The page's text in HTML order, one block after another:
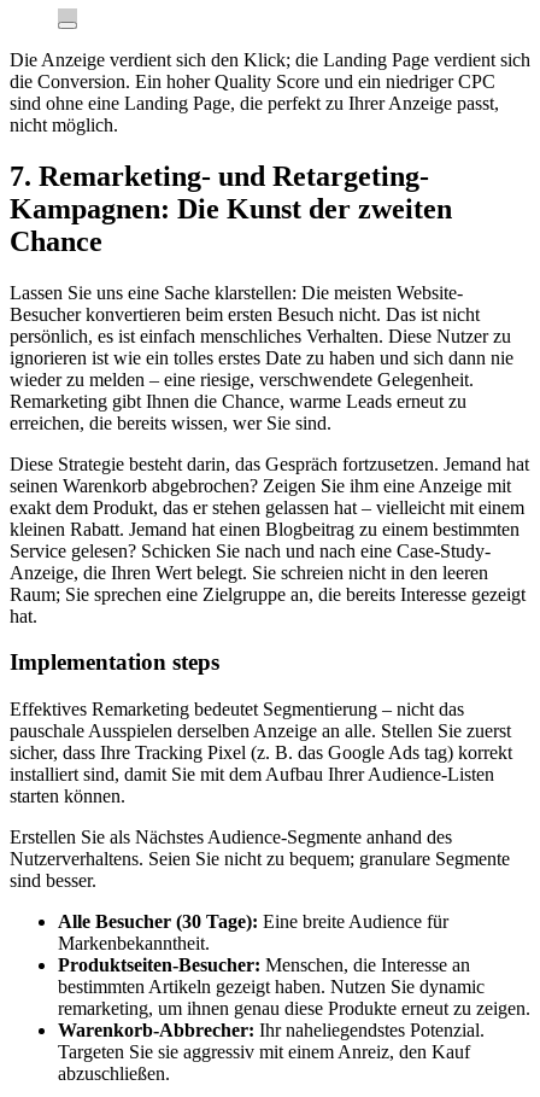
Die Anzeige verdient sich den Klick; die Landing Page verdient sich
die Conversion. Ein hoher Quality Score und ein niedriger CPC
sind ohne eine Landing Page, die perfekt zu Ihrer Anzeige passt,
nicht möglich.
7. Remarketing- und Retargeting-
Kampagnen: Die Kunst der zweiten
Chance
Lassen Sie uns eine Sache klarstellen: Die meisten Website-
Besucher konvertieren beim ersten Besuch nicht. Das ist nicht
persönlich, es ist einfach menschliches Verhalten. Diese Nutzer zu
ignorieren ist wie ein tolles erstes Date zu haben und sich dann nie
wieder zu melden – eine riesige, verschwendete Gelegenheit.
Remarketing gibt Ihnen die Chance, warme Leads erneut zu
erreichen, die bereits wissen, wer Sie sind.
Diese Strategie besteht darin, das Gespräch fortzusetzen. Jemand hat
seinen Warenkorb abgebrochen? Zeigen Sie ihm eine Anzeige mit
exakt dem Produkt, das er stehen gelassen hat – vielleicht mit einem
kleinen Rabatt. Jemand hat einen Blogbeitrag zu einem bestimmten
Service gelesen? Schicken Sie nach und nach eine Case-Study-
Anzeige, die Ihren Wert belegt. Sie schreien nicht in den leeren
Raum; Sie sprechen eine Zielgruppe an, die bereits Interesse gezeigt
hat.
Implementation steps
Effektives Remarketing bedeutet Segmentierung – nicht das
pauschale Ausspielen derselben Anzeige an alle. Stellen Sie zuerst
sicher, dass Ihre Tracking Pixel (z. B. das Google Ads tag) korrekt
installiert sind, damit Sie mit dem Aufbau Ihrer Audience-Listen
starten können.
Erstellen Sie als Nächstes Audience-Segmente anhand des
Nutzerverhaltens. Seien Sie nicht zu bequem; granulare Segmente
sind besser.
Alle Besucher (30 Tage): Eine breite Audience für
Markenbekanntheit.
Produktseiten-Besucher: Menschen, die Interesse an
bestimmten Artikeln gezeigt haben. Nutzen Sie dynamic
remarketing, um ihnen genau diese Produkte erneut zu zeigen.
Warenkorb-Abbrecher: Ihr naheliegendstes Potenzial.
Targeten Sie sie aggressiv mit einem Anreiz, den Kauf
abzuschließen.